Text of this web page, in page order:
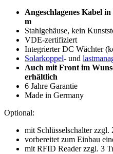
Angeschlagenes Kabel
m
Stahlgehäuse, kein
VDE-zertifiziert
Integrierter DC Wächter
Solarkoppel- und
Auch mit Front im
erhältlich
6 Jahre Garantie
Made in Germany
Optional:
mit Schlüsselschalter zzgl.
vorbereitet zum Einbau
mit RFID Reader zzgl. 3